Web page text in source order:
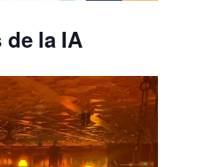
de la IA